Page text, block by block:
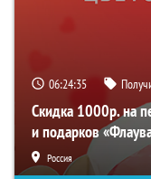
06:24:34
Скидка 1000р. на
и подарков
Россия